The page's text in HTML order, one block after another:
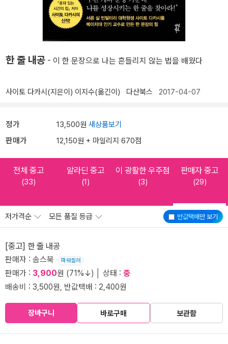
한 줄 내공 - 이 한 문장으로 나는 흔들리지 않는 법을 배웠다
사이토 다카시(지은이) 이지수(옮긴이) 다산북스 2017-04-07
정가 13,500원 새상품보기
판매가 12,150원 + 마일리지 670점
전체 중고
(33)
알라딘 중고
(1)
이 광활한 우주점
(3)
판매자 중고
(29)
반값택배만 보기
저가격순 모든 품질 등급
[중고] 한 줄 내공
판매자 : 솜스북 파워셀러
판매가 : 3,900원 (71%↓) │ 상태 : 중
배송비 : 3,500원, 반값택배 : 2,400원
장바구니 바로구매 보관함